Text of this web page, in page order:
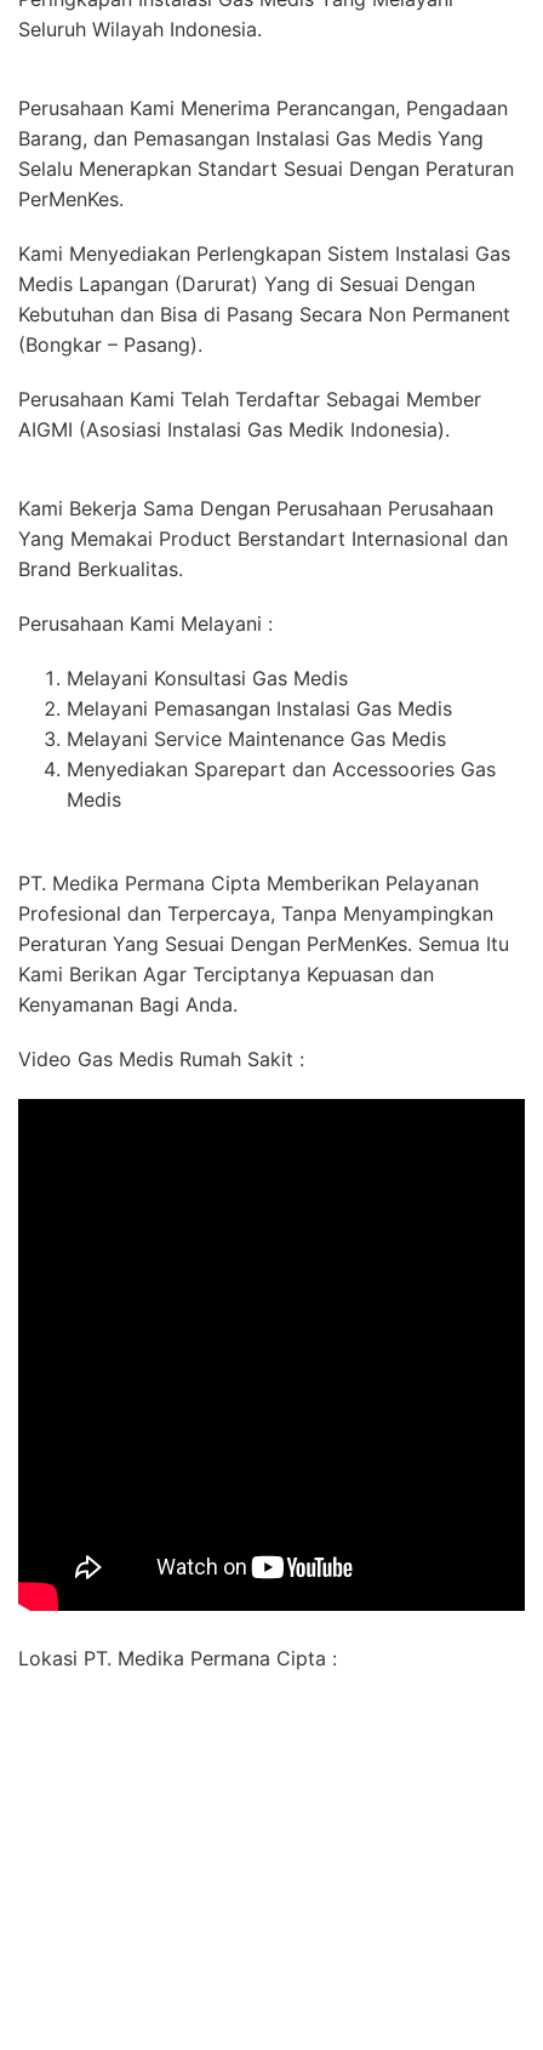
Seluruh Wilayah Indonesia.
Perusahaan Kami Menerima Perancangan, Pengadaan
Barang, dan Pemasangan Instalasi Gas Medis Yang
Selalu Menerapkan Standart Sesuai Dengan Peraturan
PerMenKes.
Kami Menyediakan Perlengkapan Sistem Instalasi Gas
Medis Lapangan (Darurat) Yang di Sesuai Dengan
Kebutuhan dan Bisa di Pasang Secara Non Permanent
(Bongkar – Pasang).
Perusahaan Kami Telah Terdaftar Sebagai Member
AIGMI (Asosiasi Instalasi Gas Medik Indonesia).
Kami Bekerja Sama Dengan Perusahaan Perusahaan
Yang Memakai Product Berstandart Internasional dan
Brand Berkualitas.
Perusahaan Kami Melayani :
Melayani Konsultasi Gas Medis
Melayani Pemasangan Instalasi Gas Medis
Melayani Service Maintenance Gas Medis
Menyediakan Sparepart dan Accessoories Gas
Medis
PT. Medika Permana Cipta Memberikan Pelayanan
Profesional dan Terpercaya, Tanpa Menyampingkan
Peraturan Yang Sesuai Dengan PerMenKes. Semua Itu
Kami Berikan Agar Terciptanya Kepuasan dan
Kenyamanan Bagi Anda.
Video Gas Medis Rumah Sakit :
Lokasi PT. Medika Permana Cipta :